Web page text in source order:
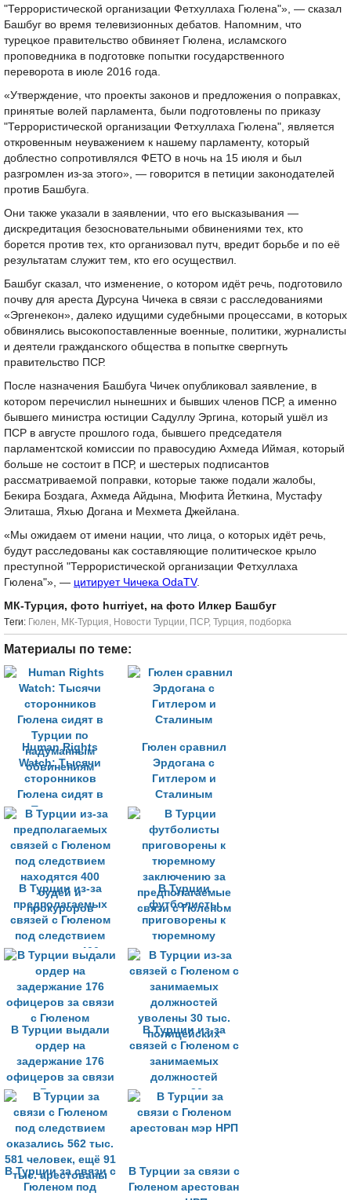
"Террористической организации Фетхуллаха Гюлена"», — сказал
Башбуг во время телевизионных дебатов. Напомним, что
турецкое правительство обвиняет Гюлена, исламского
проповедника в подготовке попытки государственного
переворота в июле 2016 года.
«Утверждение, что проекты законов и предложения о поправках,
принятые волей парламента, были подготовлены по приказу
"Террористической организации Фетхуллаха Гюлена", является
откровенным неуважением к нашему парламенту, который
доблестно сопротивлялся ФЕТО в ночь на 15 июля и был
разгромлен из-за этого», — говорится в петиции законодателей
против Башбуга.
Они также указали в заявлении, что его высказывания —
дискредитация безосновательными обвинениями тех, кто
борется против тех, кто организовал путч, вредит борьбе и по её
результатам служит тем, кто его осуществил.
Башбуг сказал, что изменение, о котором идёт речь, подготовило
почву для ареста Дурсуна Чичека в связи с расследованиями
«Эргенекон», далеко идущими судебными процессами, в которых
обвинялись высокопоставленные военные, политики, журналисты
и деятели гражданского общества в попытке свергнуть
правительство ПСР.
После назначения Башбуга Чичек опубликовал заявление, в
котором перечислил нынешних и бывших членов ПСР, а именно
бывшего министра юстиции Садуллу Эргина, который ушёл из
ПСР в августе прошлого года, бывшего председателя
парламентской комиссии по правосудию Ахмеда Иймая, который
больше не состоит в ПСР, и шестерых подписантов
рассматриваемой поправки, которые также подали жалобы,
Бекира Боздага, Ахмеда Айдына, Мюфита Йеткина, Мустафу
Элиташа, Яхью Догана и Мехмета Джейлана.
«Мы ожидаем от имени нации, что лица, о которых идёт речь,
будут расследованы как составляющие политическое крыло
преступной "Террористической организации Фетхуллаха
Гюлена"», — цитирует Чичека OdaTV.
МК-Турция, фото hurriyet, на фото Илкер Башбуг
Tеги: Гюлен, МК-Турция, Новости Турции, ПСР, Турция, подборка
Материалы по теме:
Human Rights
Watch: Тысячи
сторонников
Гюлена сидят в
Турции по
надуманным
обвинениям
Гюлен сравнил
Эрдогана с
Гитлером и
Сталиным
В Турции из-за
предполагаемых
связей с Гюленом
под следствием
находятся 400
судей и
прокуроров
В Турции
футболисты
приговорены к
тюремному
заключению за
предполагаемые
связи с Гюленом
В Турции выдали
ордер на
задержание 176
офицеров за связи
с Гюленом
В Турции из-за
связей с Гюленом с
занимаемых
должностей
уволены 30 тыс.
полицейских
В Турции за связи с
Гюленом под
В Турции за связи с
Гюленом арестован